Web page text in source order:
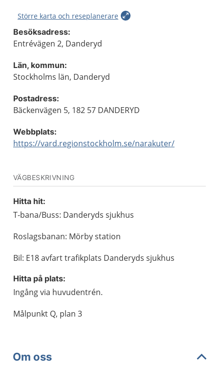
Större karta och reseplanerare
Besöksadress:
Entrévägen 2, Danderyd
Län, kommun:
Stockholms län, Danderyd
Postadress:
Bäckenvägen 5, 182 57 DANDERYD
Webbplats:
https://vard.regionstockholm.se/narakuter/
VÄGBESKRIVNING
Hitta hit:
T-bana/Buss: Danderyds sjukhus
Roslagsbanan: Mörby station
Bil: E18 avfart trafikplats Danderyds sjukhus
Hitta på plats:
Ingång via huvudentrén.
Målpunkt Q, plan 3
Om oss